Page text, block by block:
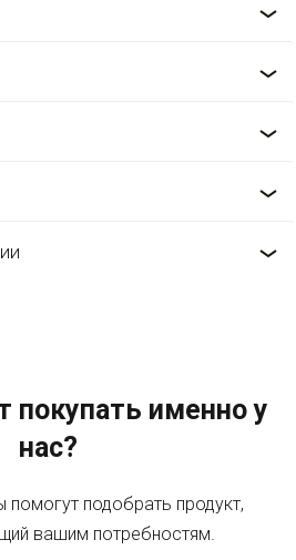
покупать именно у
нас?
помогут подобрать продукт,
вашим потребностям.